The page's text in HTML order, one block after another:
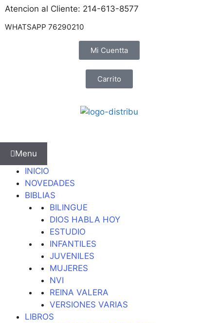
Atencion al Cliente: 214-613-8577
WHATSAPP 76290210
Mi Cuentta
Carrito
Menu
INICIO
NOVEDADES
BIBLIAS
BILINGUE
DIOS HABLA HOY
ESTUDIO
INFANTILES
JUVENILES
MUJERES
NVI
REINA VALERA
VERSIONES VARIAS
LIBROS